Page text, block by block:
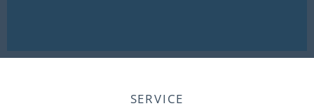
SERVICE